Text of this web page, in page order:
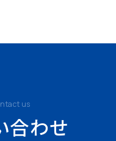
us
合わせ